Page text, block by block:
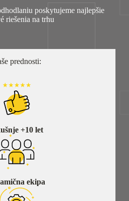
poskytujeme najlepšie
riešenia na trhu
prednosti:
+10 let
ekipa